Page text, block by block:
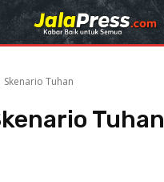
Skenario Tuhan
Tuhan